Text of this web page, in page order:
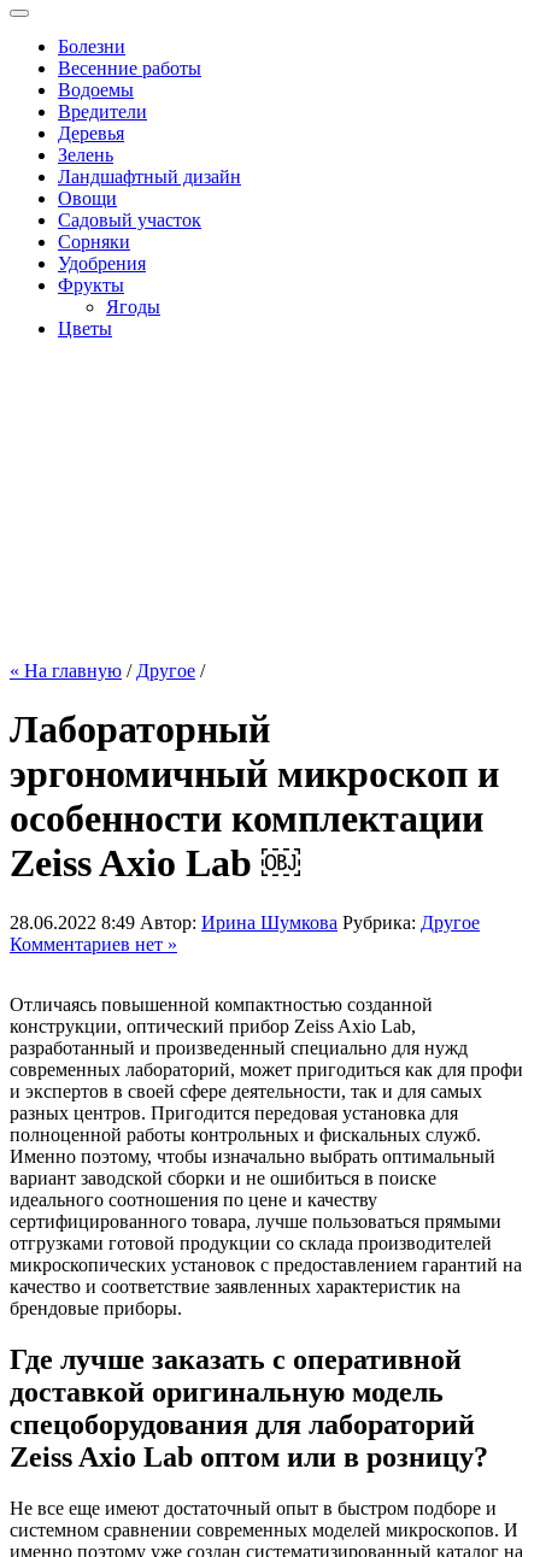
Болезни
Весенние работы
Водоемы
Вредители
Деревья
Зелень
Ландшафтный дизайн
Овощи
Садовый участок
Сорняки
Удобрения
Фрукты
Ягоды
Цветы
« На главную / Другое /
Лабораторный
эргономичный микроскоп и
особенности комплектации
Zeiss Axio Lab ￼
28.06.2022 8:49 Автор: Ирина Шумкова Рубрика: Другое
Комментариев нет »
Отличаясь повышенной компактностью созданной
конструкции, оптический прибор Zeiss Axio Lab,
разработанный и произведенный специально для нужд
современных лабораторий, может пригодиться как для профи
и экспертов в своей сфере деятельности, так и для самых
разных центров. Пригодится передовая установка для
полноценной работы контрольных и фискальных служб.
Именно поэтому, чтобы изначально выбрать оптимальный
вариант заводской сборки и не ошибиться в поиске
идеального соотношения по цене и качеству
сертифицированного товара, лучше пользоваться прямыми
отгрузками готовой продукции со склада производителей
микроскопических установок с предоставлением гарантий на
качество и соответствие заявленных характеристик на
брендовые приборы.
Где лучше заказать с оперативной
доставкой оригинальную модель
спецоборудования для лабораторий
Zeiss Axio Lab оптом или в розницу?
Не все еще имеют достаточный опыт в быстром подборе и
системном сравнении современных моделей микроскопов. И
именно поэтому уже создан систематизированный каталог на